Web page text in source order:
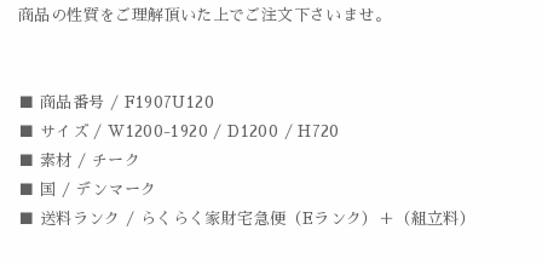
商品の性質をご理解頂いた上でご注文下さいませ。
■ 商品番号 / F1907U120
■ サイズ / W1200-1920 / D1200 / H720
■ 素材 / チーク
■ 国 / デンマーク
■ 送料ランク / らくらく家財宅急便（Eランク）＋（組立料）